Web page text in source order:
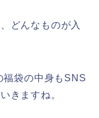
どんなものが入
福袋の中身もSNS
きますね。